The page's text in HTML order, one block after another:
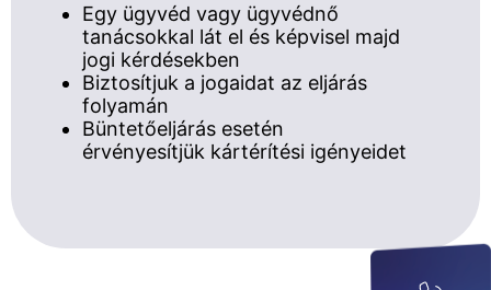
Egy ügyvéd vagy ügyvédnő
tanácsokkal lát el és képvisel majd
jogi kérdésekben
Biztosítjuk a jogaidat az eljárás
folyamán
Büntetőeljárás esetén
érvényesítjük kártérítési igényeidet